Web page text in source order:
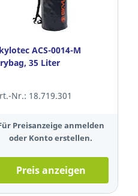
ACS-0014-M
35 Liter
Nr.: 18.719.301
Preisanzeige anmelden
oder Konto erstellen.
Preis anzeigen